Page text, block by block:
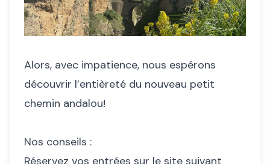
Alors, avec impatience, nous espérons
découvrir l’entièreté du nouveau petit
chemin andalou!
Nos conseils :
Réservez vos entrées sur le site suivant